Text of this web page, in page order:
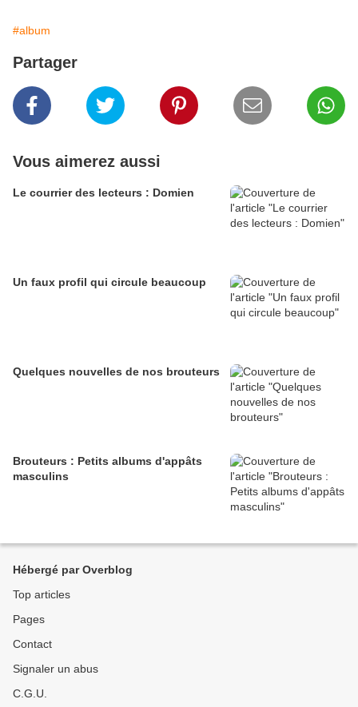
#album
Partager
Vous aimerez aussi
Le courrier des lecteurs : Domien
Un faux profil qui circule beaucoup
Quelques nouvelles de nos brouteurs
Brouteurs : Petits albums d'appâts
masculins
Hébergé par Overblog
Top articles
Pages
Contact
Signaler un abus
C.G.U.